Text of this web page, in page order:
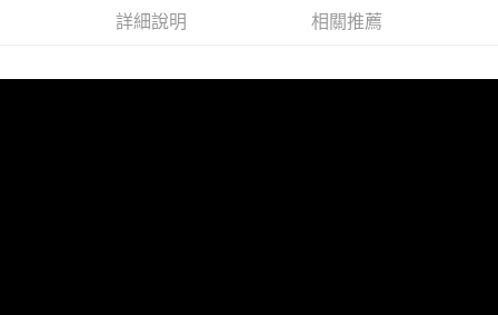
１．透過由恩沛科技股份有限公司提供之「AFTEE先享後付」服務完成之交
２．關於個人資料處理事宜，請瀏覽以下網址：
每筆NT$100，滿NT$1,000(含以上)免運費
詳細說明 相關推薦